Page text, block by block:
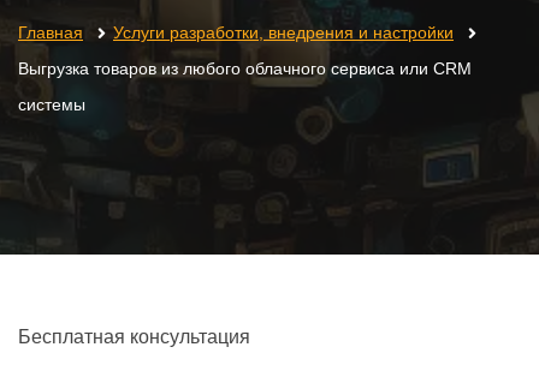
Главная
Услуги разработки, внедрения и настройки
Выгрузка товаров из любого облачного сервиса или CRM
системы
Бесплатная консультация